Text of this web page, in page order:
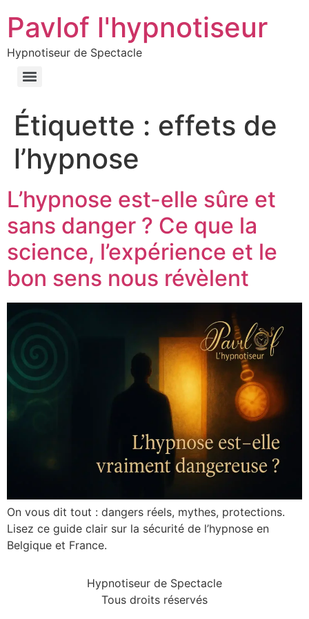
Pavlof l'hypnotiseur
Hypnotiseur de Spectacle
Étiquette : effets de
l’hypnose
L’hypnose est-elle sûre et
sans danger ? Ce que la
science, l’expérience et le
bon sens nous révèlent
On vous dit tout : dangers réels, mythes, protections.
Lisez ce guide clair sur la sécurité de l’hypnose en
Belgique et France.
Hypnotiseur de Spectacle
Tous droits réservés